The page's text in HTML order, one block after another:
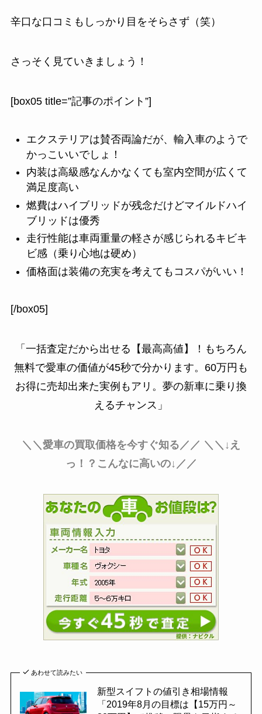
辛口な口コミもしっかり目をそらさず（笑）
さっそく見ていきましょう！
[box05 title=”記事のポイント”]
エクステリアは賛否両論だが、輸入車のようで
かっこいいでしょ！
内装は高級感なんかなくても室内空間が広くて
満足度高い
燃費はハイブリッドが残念だけどマイルドハイ
ブリッドは優秀
走行性能は車両重量の軽さが感じられるキビキ
ビ感（乗り心地は硬め）
価格面は装備の充実を考えてもコスパがいい！
[/box05]
「一括査定だから出せる【最高高値】！もちろん
無料で愛車の価値が45秒で分かります。60万円も
お得に売却出来た実例もアリ。夢の新車に乗り換
えるチャンス」
＼＼愛車の買取価格を今すぐ知る／／ ＼＼↓え
っ！？こんなに高いの↓／／
あわせて読みたい
新型スイフトの値引き相場情報
「2019年8月の目標は【15万円～